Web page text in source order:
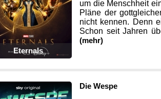
Eternals
um die Menschheit
Pläne der
nicht kennen. Denn
Schon seit Jahren
(mehr)
Die Wespe